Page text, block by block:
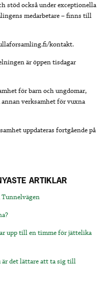
stöd också under exceptionella
medarbetare – finns till
kontakt.
är öppen tisdagar
för barn och ungdomar,
verksamhet för vuxna
uppdateras fortgående på
ARTIKLAR
upp till en timme för jättelika
är det lättare att ta sig till